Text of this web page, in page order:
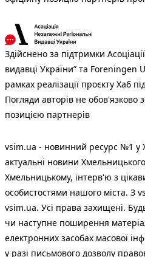
Здійснено за підтримки
видавці України” та
рамках реалізації проєкту Хаб
Погляди авторів не обов'язково
позицією партнерів
vsim.ua - новинний ресурс №1 у
актуальні новини
Хмельницькому, інтерв'ю з
особистостями нашого міста. З
vsim.ua. Усі права захищені.
чи наступне поширення
електронних засобах масової
у разі письмового дозволу